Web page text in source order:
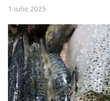
1 iulie 2025